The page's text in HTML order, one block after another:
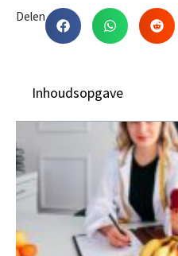
Delen
Inhoudsopgave